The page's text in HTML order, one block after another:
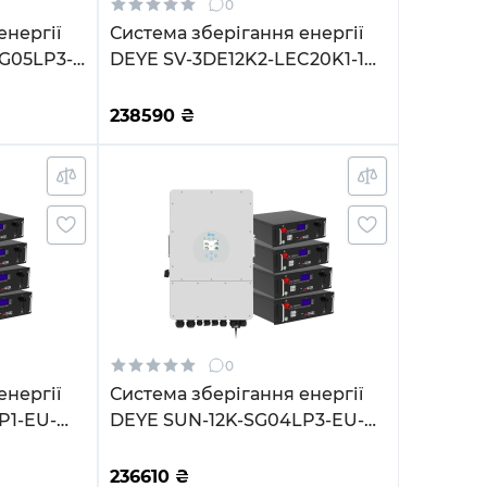
6000
0
Система зберігання енергії
DEYE SV-3DE12K2-LEC20K1-1
≥6000 циклів (SV-3DE12K2-
238590₴
EU-
6500
0
Система зберігання енергії
DEYE SUN-12K-SG04LP3-EU-
20.48kWh 4BAT LiFePO4 6500
236610₴